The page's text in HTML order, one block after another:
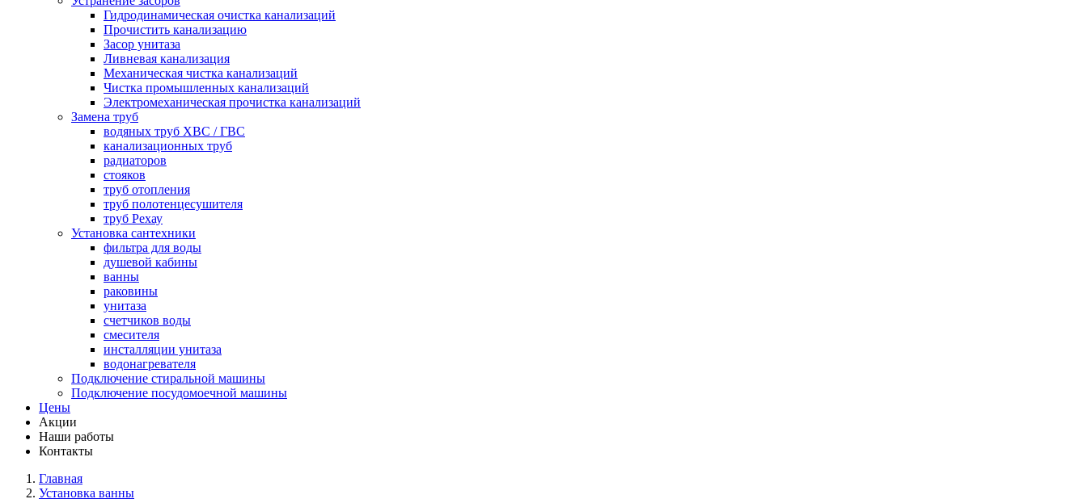
Гидродинамическая очистка канализаций
Прочистить канализацию
Засор унитаза
Ливневая канализация
Механическая чистка канализаций
Чистка промышленных канализаций
Электромеханическая прочистка канализаций
Замена труб
водяных труб ХВС / ГВС
канализационных труб
радиаторов
стояков
труб отопления
труб полотенцесушителя
труб Рехау
Установка сантехники
фильтра для воды
душевой кабины
ванны
раковины
унитаза
счетчиков воды
смесителя
инсталляции унитаза
водонагревателя
Подключение стиральной машины
Подключение посудомоечной машины
Цены
Акции
Наши работы
Контакты
Главная
Установка ванны